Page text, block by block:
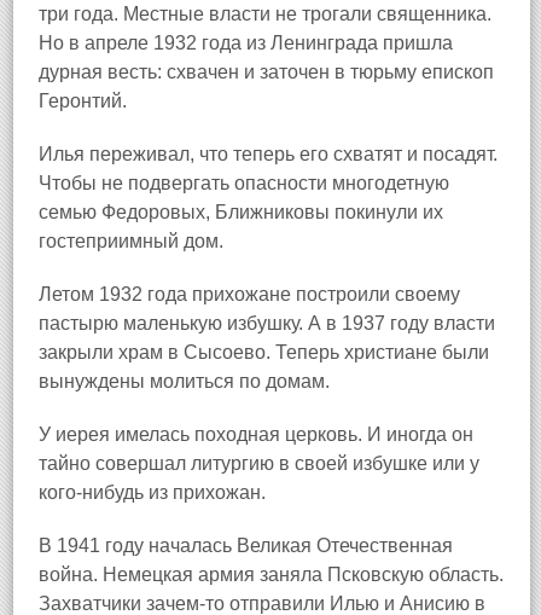
три года. Местные власти не трогали священника.
Но в апреле 1932 года из Ленинграда пришла
дурная весть: схвачен и заточен в тюрьму епископ
Геронтий.
Илья переживал, что теперь его схватят и посадят.
Чтобы не подвергать опасности многодетную
семью Федоровых, Ближниковы покинули их
гостеприимный дом.
Летом 1932 года прихожане построили своему
пастырю маленькую избушку. А в 1937 году власти
закрыли храм в Сысоево. Теперь христиане были
вынуждены молиться по домам.
У иерея имелась походная церковь. И иногда он
тайно совершал литургию в своей избушке или у
кого‑нибудь из прихожан.
В 1941 году началась Великая Отечественная
война. Немецкая армия заняла Псковскую область.
Захватчики зачем‑то отправили Илью и Анисию в